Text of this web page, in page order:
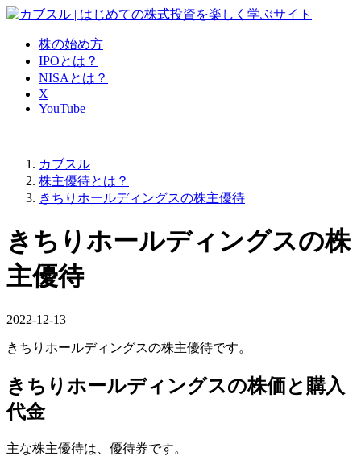
株の始め方
IPOとは？
NISAとは？
X
YouTube
カブスル
株主優待とは？
きちりホールディングスの株主優待
きちりホールディングスの株
主優待
2022-12-13
きちりホールディングスの株主優待です。
きちりホールディングスの株価と購入
代金
主な株主優待は、 優待券です。